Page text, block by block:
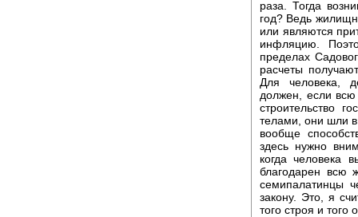
раза. Тогда
год? Ведь
или являются
инфляцию.
пределах
расчеты
Для человека,
должен, если
строительство
телами, они шли
вообще
здесь нужно
когда человека
благодарен всю
семипалатинцы
закону. Это, я
того строя и